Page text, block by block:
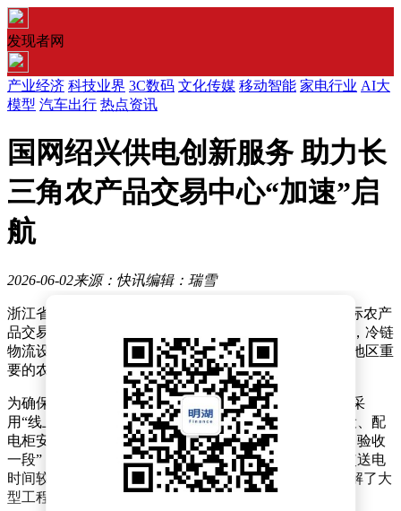
发现者网
产业经济 科技业界 3C数码 文化传媒 移动智能 家电行业 AI大
模型 汽车出行 热点资讯
国网绍兴供电创新服务 助力长
三角农产品交易中心“加速”启
航
2026-06-02来源：快讯编辑：瑞雪
浙江省“千项万亿”工程重点项目——浙江绍兴长三角国际农产
品交易中心近日正式投产送电。该项目总投资达28亿元，冷链
物流设施库容规模约50万立方米，建成后将成为长三角地区重
要的农产品集散枢纽。
为确保这一民生工程按时通电，国网绍兴供电公司创新采
用“线上预验收+线下分段式验收”模式。通过将电缆敷设、配
电柜安装等环节划分为多个验收单元，实现“完成一段、验收
一段”，将传统串联式验收流程优化为并行推进，最终使送电
时间较原计划提前12天完成。这种“并排跑”机制有效破解了大
型工程验收周期长的难题。